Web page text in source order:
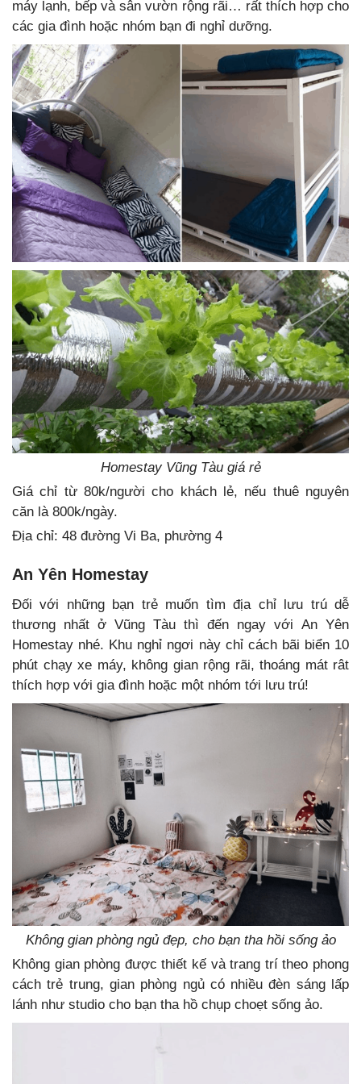
máy lạnh, bếp và sân vườn rộng rãi… rất thích hợp cho
các gia đình hoặc nhóm bạn đi nghỉ dưỡng.
Homestay Vũng Tàu giá rẻ
Giá chỉ từ 80k/người cho khách lẻ, nếu thuê nguyên
căn là 800k/ngày.
Địa chỉ: 48 đường Vi Ba, phường 4
An Yên Homestay
Đối với những bạn trẻ muốn tìm địa chỉ lưu trú dễ
thương nhất ở Vũng Tàu thì đến ngay với An Yên
Homestay nhé. Khu nghỉ ngơi này chỉ cách bãi biển 10
phút chạy xe máy, không gian rộng rãi, thoáng mát rât
thích hợp với gia đình hoặc một nhóm tới lưu trú!
Không gian phòng ngủ đẹp, cho bạn tha hồi sống ảo
Không gian phòng được thiết kế và trang trí theo phong
cách trẻ trung, gian phòng ngủ có nhiều đèn sáng lấp
lánh như studio cho bạn tha hồ chụp choẹt sống ảo.